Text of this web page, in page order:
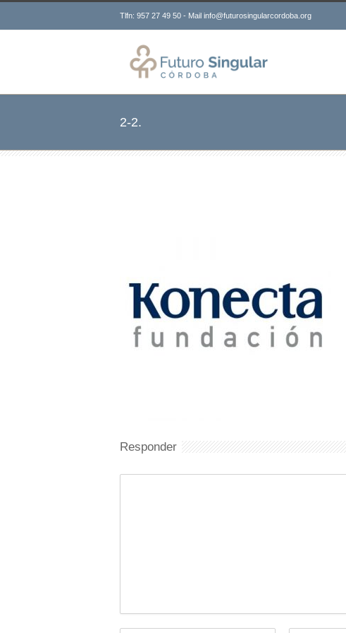
Tlfn: 957 27 49 50 - Mail info@futurosingularcordoba.org
2-2.
Responder